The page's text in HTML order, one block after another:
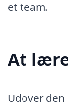
et team.
At
Udover